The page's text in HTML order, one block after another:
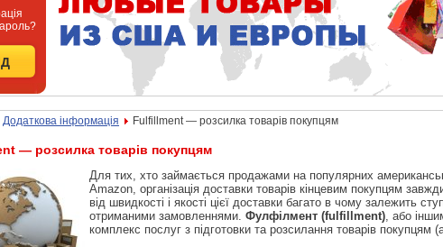
Додаткова інформація Fulfillment — розсилка товарів покупцям
— розсилка товарів покупцям
Для тих, хто займається продажами на популярних
Amazon, організація доставки товарів кінцевим покупцям
від швидкості і якості цієї доставки багато в чому залежить
отриманими замовленнями. Фулфілмент (fulfillment), або
комплекс послуг з підготовки та розсилання товарів покупцям